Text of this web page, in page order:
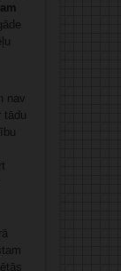
nav
tādu